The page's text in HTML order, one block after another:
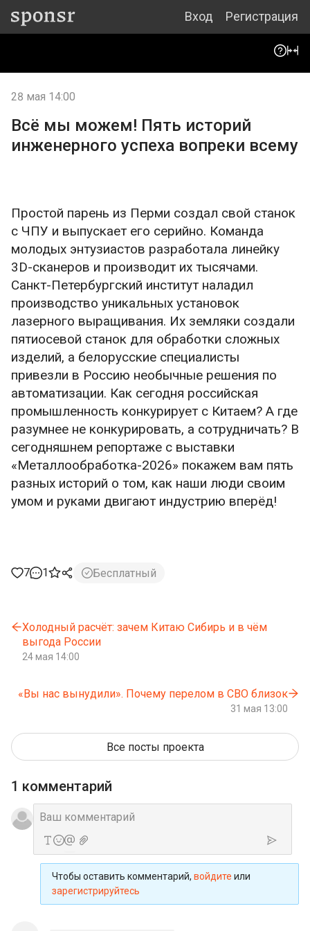
Вход Регистрация
28 мая 14:00
Всё мы можем! Пять историй
инженерного успеха вопреки всему
Простой парень из Перми создал свой станок
с ЧПУ и выпускает его серийно. Команда
молодых энтузиастов разработала линейку
3D-сканеров и производит их тысячами.
Санкт-Петербургский институт наладил
производство уникальных установок
лазерного выращивания. Их земляки создали
пятиосевой станок для обработки сложных
изделий, а белорусские специалисты
привезли в Россию необычные решения по
автоматизации. Как сегодня российская
промышленность конкурирует с Китаем? А где
разумнее не конкурировать, а сотрудничать? В
сегодняшнем репортаже с выставки
«Металлообработка-2026» покажем вам пять
разных историй о том, как наши люди своим
умом и руками двигают индустрию вперёд!
7 1 Бесплатный
Холодный расчёт: зачем Китаю Сибирь и в чём
выгода России
24 мая 14:00
«Вы нас вынудили». Почему перелом в СВО близок
31 мая 13:00
Все посты проекта
1 комментарий
Чтобы оставить комментарий, войдите или
зарегистрируйтесь